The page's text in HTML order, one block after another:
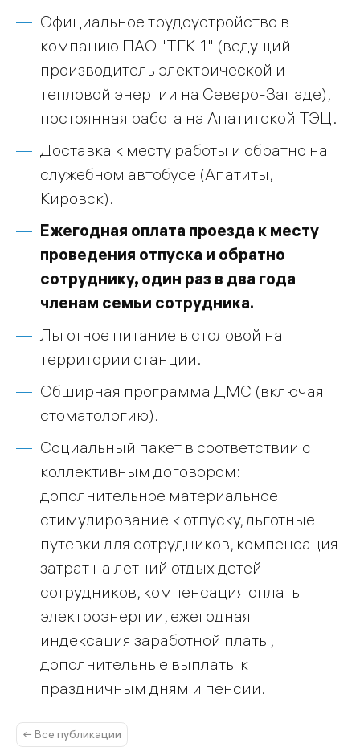
Официальное трудоустройство в
компанию ПАО "ТГК-1" (ведущий
производитель электрической и
тепловой энергии на Северо-Западе),
постоянная работа на Апатитской ТЭЦ.
Доставка к месту работы и обратно на
служебном автобусе (Апатиты,
Кировск).
Ежегодная оплата проезда к месту
проведения отпуска и обратно
сотруднику, один раз в два года
членам семьи сотрудника.
Льготное питание в столовой на
территории станции.
Обширная программа ДМС (включая
стоматологию).
Социальный пакет в соответствии с
коллективным договором:
дополнительное материальное
стимулирование к отпуску, льготные
путевки для сотрудников, компенсация
затрат на летний отдых детей
сотрудников, компенсация оплаты
электроэнергии, ежегодная
индексация заработной платы,
дополнительные выплаты к
праздничным дням и пенсии.
← Все публикации